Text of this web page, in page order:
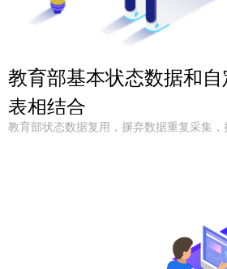
教育部基本状态数据和
表相结合
教育部状态数据复用，摒弃数据重复采集，